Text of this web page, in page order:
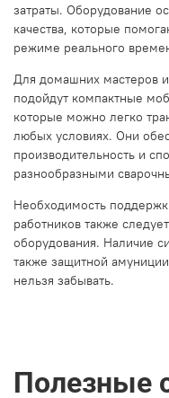
затраты. Оборудование
качества, которые
режиме реального
Для домашних мастеров
подойдут компактные
которые можно легко
любых условиях. Они
производительность и
разнообразными
Необходимость
работников также
оборудования. Наличие
также защитной
нельзя забывать.
Полезные